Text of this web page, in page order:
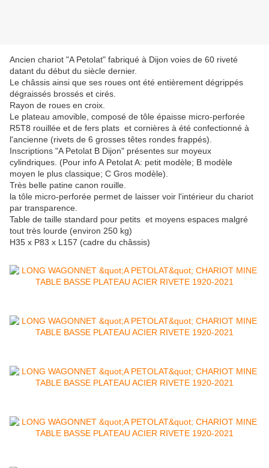
Ancien chariot "A Petolat" fabriqué à Dijon voies de 60 riveté
datant du début du siècle dernier.
Le châssis ainsi que ses roues ont été entièrement dégrippés
dégraissés brossés et cirés.
Rayon de roues en croix.
Le plateau amovible, composé de tôle épaisse micro-perforée
R5T8 rouillée et de fers plats et cornières à été confectionné à
l'ancienne (rivets de 6 grosses têtes rondes frappés).
Inscriptions "A Petolat B Dijon" présentes sur moyeux
cylindriques. (Pour info A Petolat A: petit modèle; B modèle
moyen le plus classique; C Gros modèle).
Très belle patine canon rouille.
la tôle micro-perforée permet de laisser voir l'intérieur du chariot
par transparence.
Table de taille standard pour petits et moyens espaces malgré
tout très lourde (environ 250 kg)
H35 x P83 x L157 (cadre du châssis)